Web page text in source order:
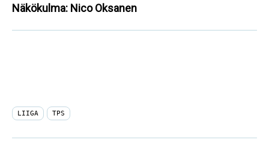
Näkökulma: Nico Oksanen
LIIGA TPS